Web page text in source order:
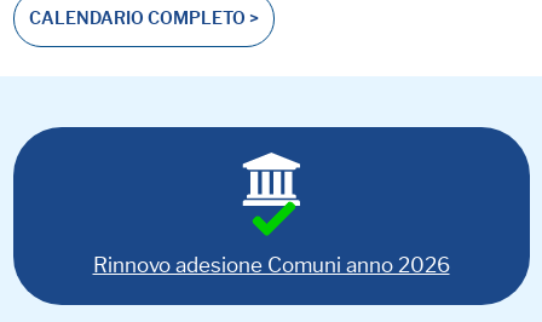
CALENDARIO COMPLETO >
Rinnovo adesione Comuni anno 2026